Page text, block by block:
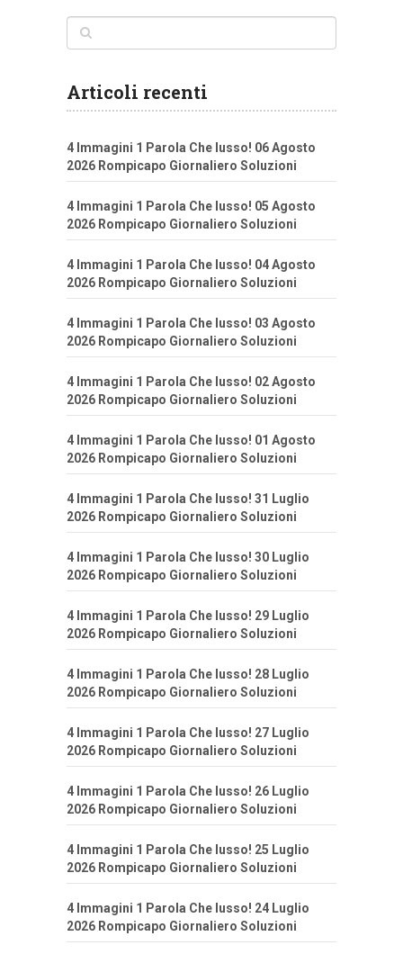
Articoli recenti
4 Immagini 1 Parola Che lusso! 06 Agosto
2026 Rompicapo Giornaliero Soluzioni
4 Immagini 1 Parola Che lusso! 05 Agosto
2026 Rompicapo Giornaliero Soluzioni
4 Immagini 1 Parola Che lusso! 04 Agosto
2026 Rompicapo Giornaliero Soluzioni
4 Immagini 1 Parola Che lusso! 03 Agosto
2026 Rompicapo Giornaliero Soluzioni
4 Immagini 1 Parola Che lusso! 02 Agosto
2026 Rompicapo Giornaliero Soluzioni
4 Immagini 1 Parola Che lusso! 01 Agosto
2026 Rompicapo Giornaliero Soluzioni
4 Immagini 1 Parola Che lusso! 31 Luglio
2026 Rompicapo Giornaliero Soluzioni
4 Immagini 1 Parola Che lusso! 30 Luglio
2026 Rompicapo Giornaliero Soluzioni
4 Immagini 1 Parola Che lusso! 29 Luglio
2026 Rompicapo Giornaliero Soluzioni
4 Immagini 1 Parola Che lusso! 28 Luglio
2026 Rompicapo Giornaliero Soluzioni
4 Immagini 1 Parola Che lusso! 27 Luglio
2026 Rompicapo Giornaliero Soluzioni
4 Immagini 1 Parola Che lusso! 26 Luglio
2026 Rompicapo Giornaliero Soluzioni
4 Immagini 1 Parola Che lusso! 25 Luglio
2026 Rompicapo Giornaliero Soluzioni
4 Immagini 1 Parola Che lusso! 24 Luglio
2026 Rompicapo Giornaliero Soluzioni